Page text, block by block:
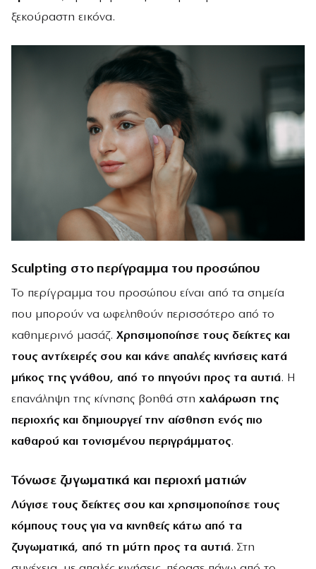
ξεκούραστη εικόνα.
Sculpting στο περίγραμμα του προσώπου
Το περίγραμμα του προσώπου είναι από τα σημεία
που μπορούν να ωφεληθούν περισσότερο από το
καθημερινό μασάζ. Χρησιμοποίησε τους δείκτες και
τους αντίχειρές σου και κάνε απαλές κινήσεις κατά
μήκος της γνάθου, από το πηγούνι προς τα αυτιά. Η
επανάληψη της κίνησης βοηθά στη χαλάρωση της
περιοχής και δημιουργεί την αίσθηση ενός πιο
καθαρού και τονισμένου περιγράμματος.
Τόνωσε ζυγωματικά και περιοχή ματιών
Λύγισε τους δείκτες σου και χρησιμοποίησε τους
κόμπους τους για να κινηθείς κάτω από τα
ζυγωματικά, από τη μύτη προς τα αυτιά. Στη